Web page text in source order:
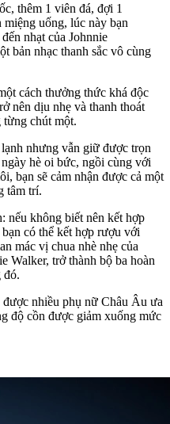
thêm 1 viên đá, đợi 1
miệng uống, lúc này bạn
nhạt của Johnnie
bản nhạc thanh sắc vô cùng
cách thưởng thức khá độc
nên dịu nhẹ và thanh thoát
từng chút một.
nhưng vẫn giữ được trọn
hè oi bức, ngồi cùng với
bạn sẽ cảm nhận được cả một
tâm trí.
nếu không biết nên kết hợp
có thể kết hợp rượu với
mác vị chua nhè nhẹ của
Walker, trở thành bộ ba hoàn
đó.
nhiều phụ nữ Châu Âu ưa
độ cồn được giảm xuống mức